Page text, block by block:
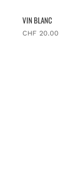
VIN BLANC
CHF 20.00